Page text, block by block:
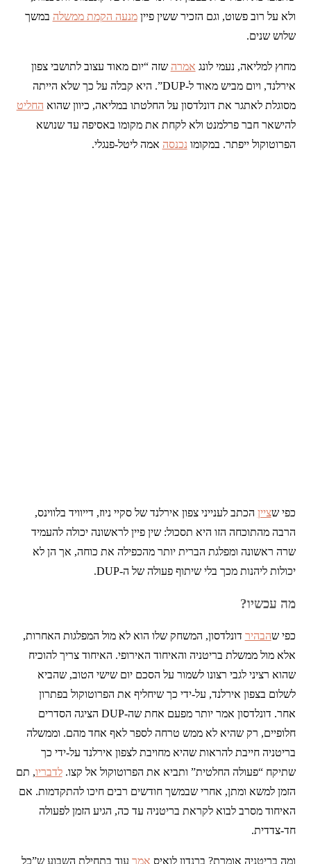
ולא על רוב פשוט, וגם הזכיר ששין פיין מנעה הקמת ממשלה במשך
שלוש שנים.
מחוץ למליאה, נעמי לונג אמרה שזה “יום מאוד עצוב לתושבי צפון
אירלנד, ויום מביש מאוד ל-DUP”. היא קבלה על כך שלא הייתה
מסוגלת לאתגר את דונלדסון על החלטתו במליאה, כיוון שהוא החליט
להישאר חבר פרלמנט ולא לקחת את מקומו באסיפה עד שנושא
הפרוטוקול ייפתר. במקומו נכנסה אמה ליטל-פנגלי.
כפי שציין הכתב לענייני צפון אירלנד של סקיי ניוז, דייוויד בלווינס,
הרבה מהתוכחה הזו היא תסכול: שין פיין לראשונה יכולה להעמיד
שרה ראשונה ומפלגת הברית יותר מהכפילה את כוחה, אך הן לא
יכולות ליהנות מכך בלי שיתוף פעולה של ה-DUP.
מה עכשיו?
כפי שהבהיר דונלדסון, המשחק שלו הוא לא מול המפלגות האחרות,
אלא מול ממשלת בריטניה והאיחוד האירופי. האיחוד צריך להוכיח
שהוא רציני לגבי רצונו לשמור על הסכם יום שישי הטוב, שהביא
לשלום בצפון אירלנד, על-ידי כך שיחליף את הפרוטוקול בפתרון
אחר. דונלדסון אמר יותר מפעם אחת שה-DUP הציגה הסדרים
חלופיים, רק שהיא לא ממש טרחה לספר לאף אחד מהם. וממשלה
בריטניה חייבת להראות שהיא מחויבת לצפון אירלנד על-ידי כך
שתיקח “פעולה החלטית” ותביא את הפרוטוקול אל קצו. לדבריו, תם
הזמן למשא ומתן, אחרי שבמשך חודשים רבים חיכו להתקדמות. אם
האיחוד מסרב לבוא לקראת בריטניה עד כה, הגיע הזמן לפעולה
חד-צדדית.
ומה בריטניה אומרת? ברנדון לואיס אמר עוד בתחילת השבוע ש”כל